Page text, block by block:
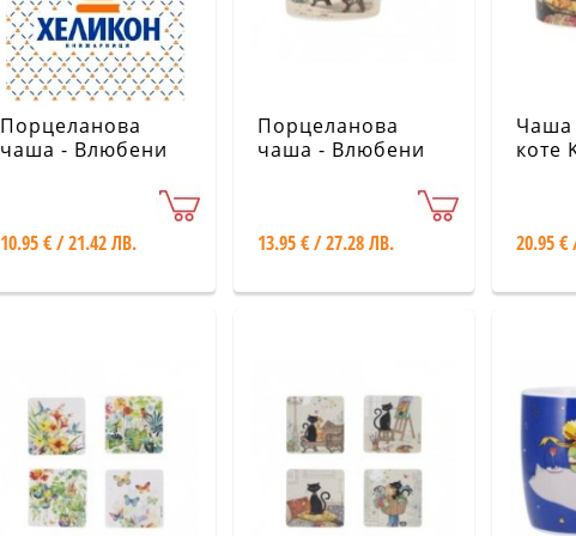
Порцеланова
чаша - Влюбени
велосипед KIUB
10.95 € / 21.42 ЛВ.
Порцеланова
чаша - Влюбени
13.95 € / 27.28 ЛВ.
Чаша
коте
20.95